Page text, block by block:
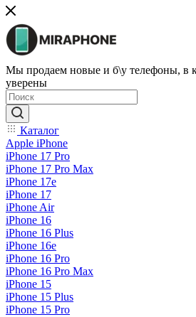
Мы продаем новые и б\у телефоны, в
уверены
Каталог
Apple iPhone
iPhone 17 Pro
iPhone 17 Pro Max
iPhone 17e
iPhone 17
iPhone Air
iPhone 16
iPhone 16 Plus
iPhone 16e
iPhone 16 Pro
iPhone 16 Pro Max
iPhone 15
iPhone 15 Plus
iPhone 15 Pro